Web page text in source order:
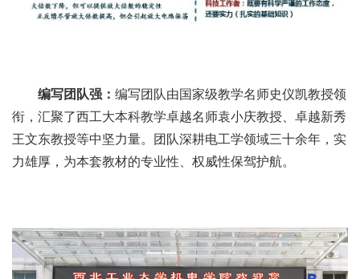
编写团队强： 编写团队由国家级教学名师史仪凯教授领
衔，汇聚了西工大本科教学卓越名师袁小庆教授、卓越新秀
王文东教授等中坚力量。团队深耕电工学领域三十余年，实
力雄厚，为本套教材的专业性、权威性保驾护航。